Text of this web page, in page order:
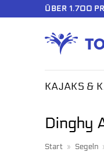
ÜBER 1.700
KAJAKS &
Dinghy
Start » Segeln